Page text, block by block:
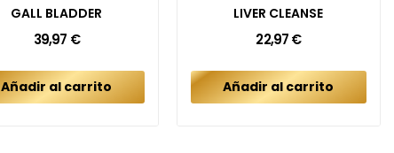
GALL BLADDER
39,97 €
Añadir al carrito
LIVER CLEANSE
22,97 €
Añadir al carrito